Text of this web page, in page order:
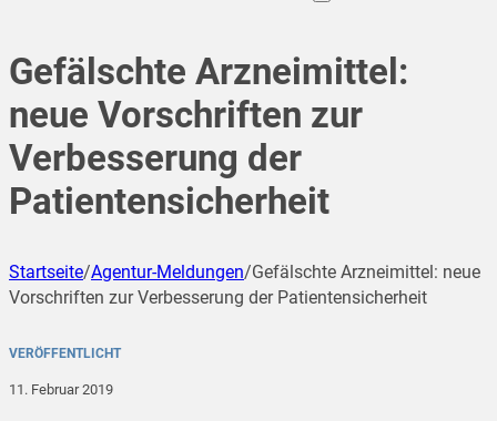
Gefälschte Arzneimittel:
neue Vorschriften zur
Verbesserung der
Patientensicherheit
Startseite/Agentur-Meldungen/Gefälschte Arzneimittel: neue
Vorschriften zur Verbesserung der Patientensicherheit
VERÖFFENTLICHT
11. Februar 2019